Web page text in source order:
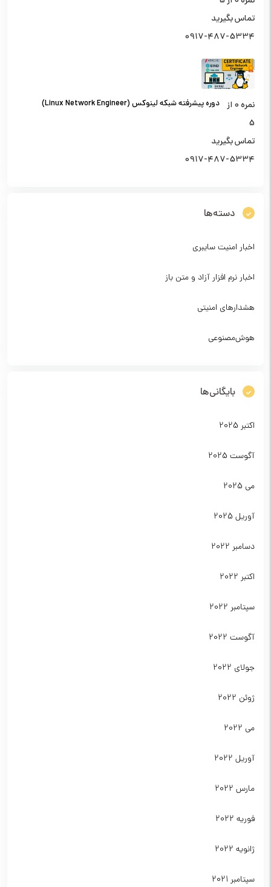
تماس بگیرید
0917-487-5334
دوره پیشرفته شبکه لینوکس (Linux Network Engineer) نمره0 از
5
تماس بگیرید
0917-487-5334
دسته‌ها
اخبار امنیت سایبری
اخبار نرم افزار آزاد و متن باز
هشدارهای امنیتی
هوش‌مصنوعی
بایگانی‌ها
اکتبر 2025
آگوست 2025
می 2025
آوریل 2025
دسامبر 2022
اکتبر 2022
سپتامبر 2022
آگوست 2022
جولای 2022
ژوئن 2022
می 2022
آوریل 2022
مارس 2022
فوریه 2022
ژانویه 2022
سپتامبر 2021